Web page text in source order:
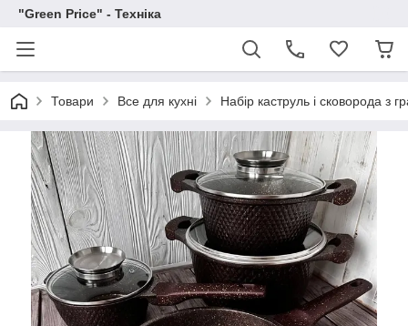
"Green Price" - Техніка
Товари Все для кухні Набір каструль і сковорода з